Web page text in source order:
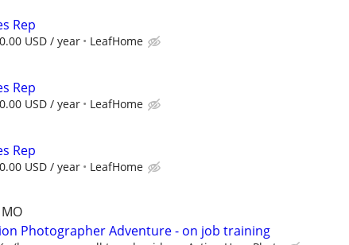
Rep
USD / year LeafHome
Rep
USD / year LeafHome
Rep
USD / year LeafHome
Photographer Adventure - on job training